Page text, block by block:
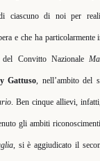
ciascuno di noi per
e che ha particolarmente
del Convitto Nazionale
Gattuso, nell’ambito del
. Ben cinque allievi,
gli ambiti
, si è aggiudicato il